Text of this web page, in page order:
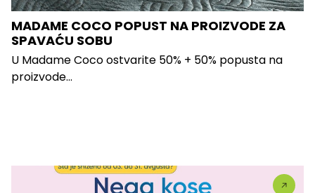
MADAME COCO POPUST NA PROIZVODE ZA
SPAVAĆU SOBU
U Madame Coco ostvarite 50% + 50% popusta na
proizvode...